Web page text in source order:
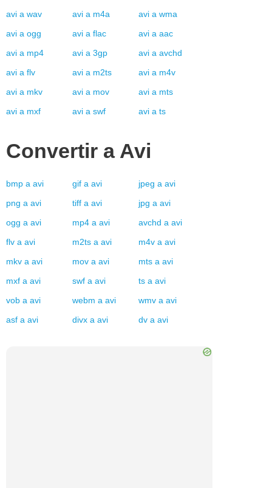
avi a wav avi a m4a avi a wma
avi a ogg avi a flac avi a aac
avi a mp4 avi a 3gp avi a avchd
avi a flv avi a m2ts avi a m4v
avi a mkv avi a mov avi a mts
avi a mxf avi a swf avi a ts
Convertir a Avi
bmp a avi gif a avi jpeg a avi
png a avi tiff a avi jpg a avi
ogg a avi mp4 a avi avchd a avi
flv a avi m2ts a avi m4v a avi
mkv a avi mov a avi mts a avi
mxf a avi swf a avi ts a avi
vob a avi webm a avi wmv a avi
asf a avi divx a avi dv a avi